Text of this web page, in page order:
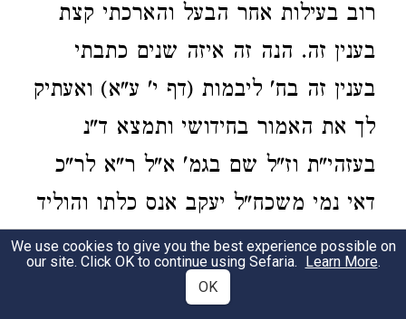
רוב בעילות אחר הבעל והארכתי קצת
בענין זה. הנה זה איזה שנים כתבתי
בענין זה בח' ליבמות (דף י' ע"א) ואעתיק
לך את האמור בחידושי ותמצא ד"נ
בעזהי"ת וז"ל שם בגמ' א"ל ר"א לר"כ
דאי נמי משכח"ל יעקב אנס כלתו והוליד
ממנה בן וכו'. והנה לכאורה יש לדקדק
אמאי נקט אנס דוקא. וראיתי בריטב"א
We use cookies to give you the best experience possible on
our site. Click OK to continue using Sefaria. Learn More.
OK